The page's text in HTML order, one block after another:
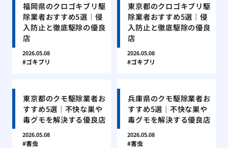
福岡県のクロゴキブリ駆
除業者おすすめ5選｜侵
入防止と徹底駆除の優良
店
2026.05.08
ゴキブリ
東京都のクロゴキブリ駆
除業者おすすめ5選｜侵
入防止と徹底駆除の優良
店
2026.05.08
ゴキブリ
東京都のクモ駆除業者お
すすめ5選｜不快な巣や
毒グモを解決する優良店
2026.05.08
害虫
兵庫県のクモ駆除業者お
すすめ5選｜不快な巣や
毒グモを解決する優良店
2026.05.08
害虫